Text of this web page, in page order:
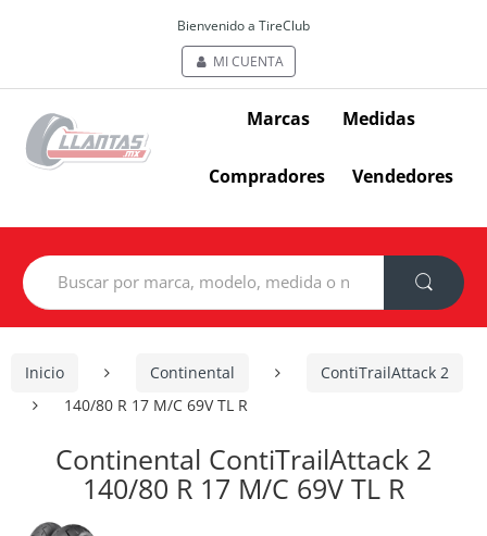
Bienvenido a TireClub
MI CUENTA
Marcas Medidas
Compradores Vendedores
Search
for:
Inicio Continental
ContiTrailAttack 2
140/80 R 17 M/C 69V TL R
Continental ContiTrailAttack 2
140/80 R 17 M/C 69V TL R